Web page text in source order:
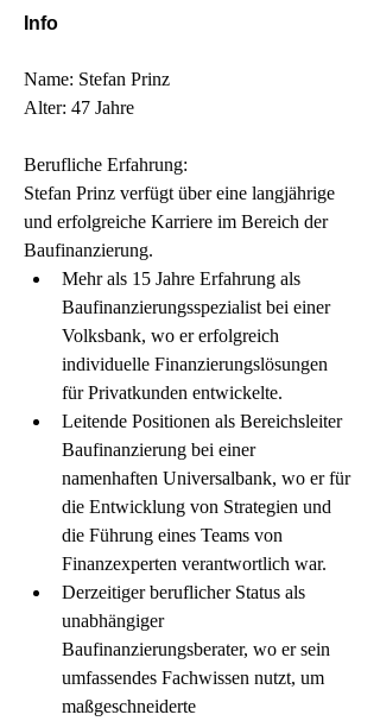
Info
Name: Stefan Prinz
Alter: 47 Jahre
Berufliche Erfahrung:
Stefan Prinz verfügt über eine langjährige
und erfolgreiche Karriere im Bereich der
Baufinanzierung.
Mehr als 15 Jahre Erfahrung als
Baufinanzierungsspezialist bei einer
Volksbank, wo er erfolgreich
individuelle Finanzierungslösungen
für Privatkunden entwickelte.
Leitende Positionen als Bereichsleiter
Baufinanzierung bei einer
namenhaften Universalbank, wo er für
die Entwicklung von Strategien und
die Führung eines Teams von
Finanzexperten verantwortlich war.
Derzeitiger beruflicher Status als
unabhängiger
Baufinanzierungsberater, wo er sein
umfassendes Fachwissen nutzt, um
maßgeschneiderte